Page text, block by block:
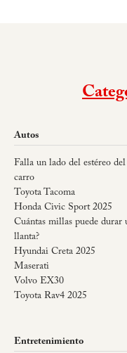
Autos
Falla un lado del estéreo del
carro
Toyota Tacoma
Honda Civic Sport 2025
Cuántas millas puede durar
llanta?
Hyundai Creta 2025
Maserati
Volvo EX30
Toyota Rav4 2025
Entretenimiento